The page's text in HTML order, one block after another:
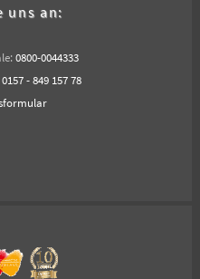
uns an:
0800-0044333
0157 - 849 157 78